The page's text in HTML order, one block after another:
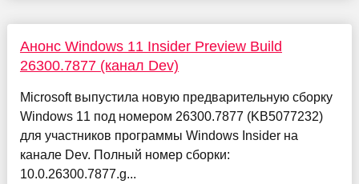
Анонс Windows 11 Insider Preview Build
26300.7877 (канал Dev)
Microsoft выпустила новую предварительную сборку
Windows 11 под номером 26300.7877 (KB5077232)
для участников программы Windows Insider на
канале Dev. Полный номер сборки:
10.0.26300.7877.g...